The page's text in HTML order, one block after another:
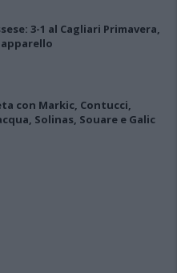
3-1 al Cagliari Primavera,
con Markic, Contucci,
Solinas, Souare e Galic